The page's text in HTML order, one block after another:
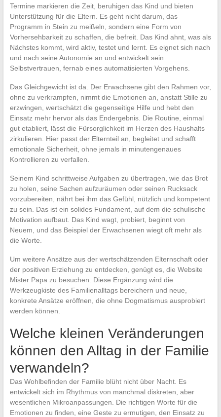
Termine markieren die Zeit, beruhigen das Kind und bieten
Unterstützung für die Eltern. Es geht nicht darum, das
Programm in Stein zu meißeln, sondern eine Form von
Vorhersehbarkeit zu schaffen, die befreit. Das Kind ahnt, was als
Nächstes kommt, wird aktiv, testet und lernt. Es eignet sich nach
und nach seine Autonomie an und entwickelt sein
Selbstvertrauen, fernab eines automatisierten Vorgehens.
Das Gleichgewicht ist da. Der Erwachsene gibt den Rahmen vor,
ohne zu verkrampfen, nimmt die Emotionen an, anstatt Stille zu
erzwingen, wertschätzt die gegenseitige Hilfe und hebt den
Einsatz mehr hervor als das Endergebnis. Die Routine, einmal
gut etabliert, lässt die Fürsorglichkeit im Herzen des Haushalts
zirkulieren. Hier passt der Elternteil an, begleitet und schafft
emotionale Sicherheit, ohne jemals in minutengenaues
Kontrollieren zu verfallen.
Seinem Kind schrittweise Aufgaben zu übertragen, wie das Brot
zu holen, seine Sachen aufzuräumen oder seinen Rucksack
vorzubereiten, nährt bei ihm das Gefühl, nützlich und kompetent
zu sein. Das ist ein solides Fundament, auf dem die schulische
Motivation aufbaut. Das Kind wagt, probiert, beginnt von
Neuem, und das Beispiel der Erwachsenen wiegt oft mehr als
die Worte.
Um weitere Ansätze aus der wertschätzenden Elternschaft oder
der positiven Erziehung zu entdecken, genügt es, die Website
Mister Papa zu besuchen. Diese Ergänzung wird die
Werkzeugkiste des Familienalltags bereichern und neue,
konkrete Ansätze eröffnen, die ohne Dogmatismus ausprobiert
werden können.
Welche kleinen Veränderungen
können den Alltag in der Familie
verwandeln?
Das Wohlbefinden der Familie blüht nicht über Nacht. Es
entwickelt sich im Rhythmus von manchmal diskreten, aber
wesentlichen Mikroanpassungen. Die richtigen Worte für die
Emotionen zu finden, eine Geste zu ermutigen, den Einsatz zu